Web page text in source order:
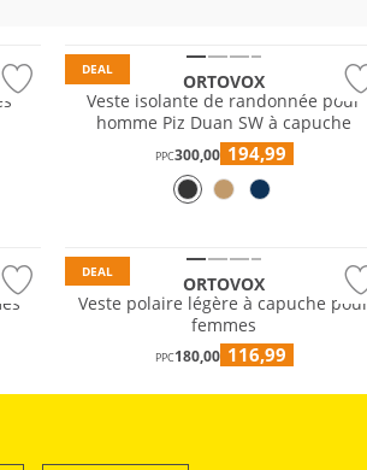
DEAL
ORTOVOX
Veste isolante de randonnée pour
homme Piz Duan SW à capuche
PPC300,00 194,99
DEAL
ORTOVOX
Veste polaire légère à capuche pour
femmes
PPC180,00 116,99